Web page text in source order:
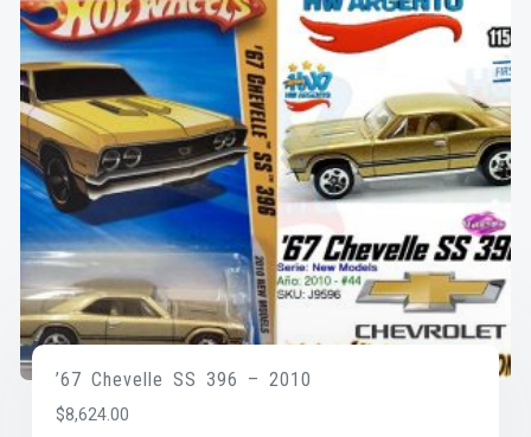
’67 Chevelle SS 396 – 2010
$8,624.00